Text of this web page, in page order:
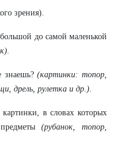
зрения).
до самой маленькой
знаешь?(картинки: топор,
дрель, рулетка и др.).
в словах которых
(рубанок, топор,